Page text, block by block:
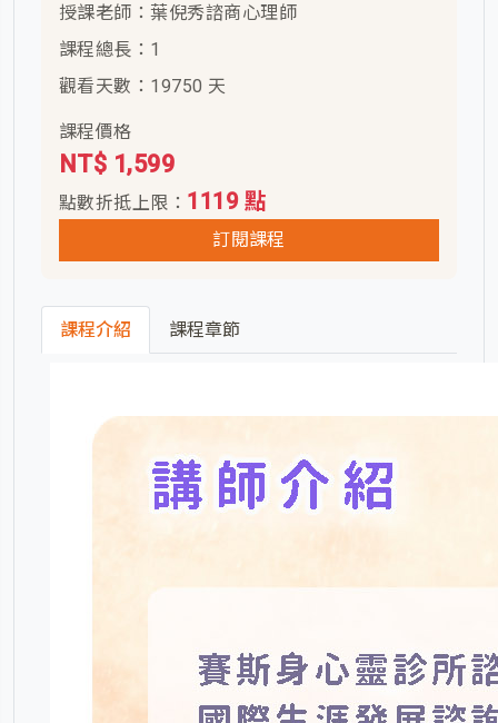
授課老師：葉倪秀諮商心理師
課程總長：1
觀看天數：19750 天
課程價格
NT$ 1,599
點數折抵上限： 1119 點
訂閱課程
課程介紹 課程章節